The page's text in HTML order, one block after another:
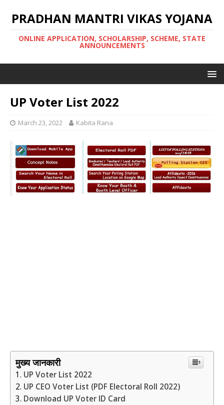
PRADHAN MANTRI VIKAS YOJANA
ONLINE APPLICATION, SCHOLARSHIP, SCHEME, STATE
ANNOUNCEMENTS
UP Voter List 2022
March 23, 2022 Kabita Rana
मुख्य जानकारी
UP Voter List 2022
UP CEO Voter List (PDF Electoral Roll 2022)
Download UP Voter ID Card